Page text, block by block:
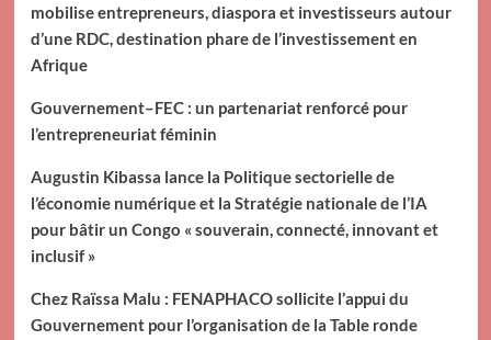
mobilise entrepreneurs, diaspora et investisseurs autour
d’une RDC, destination phare de l’investissement en
Afrique
Gouvernement–FEC : un partenariat renforcé pour
l’entrepreneuriat féminin
Augustin Kibassa lance la Politique sectorielle de
l’économie numérique et la Stratégie nationale de l’IA
pour bâtir un Congo « souverain, connecté, innovant et
inclusif »
Chez Raïssa Malu : FENAPHACO sollicite l’appui du
Gouvernement pour l’organisation de la Table ronde